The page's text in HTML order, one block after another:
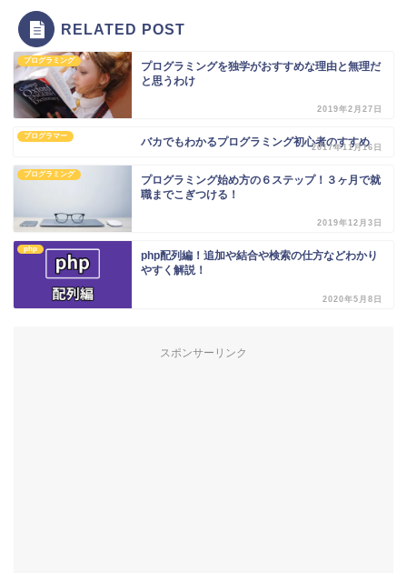
RELATED POST
プログラミング
プログラミングを独学がおすすめな理由と無理だ
と思うわけ
2019年2月27日
プログラマー バカでもわかるプログラミング初心者のすすめ
2017年11月16日
プログラミング
プログラミング始め方の６ステップ！３ヶ月で就
職までこぎつける！
2019年12月3日
php
php配列編！追加や結合や検索の仕方などわかり
やすく解説！
2020年5月8日
スポンサーリンク